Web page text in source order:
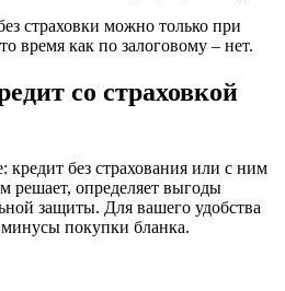
страховки можно только при
время как по залоговому – нет.
со страховкой
кредит без страхования или с ним
решает, определяет выгоды
защиты. Для вашего удобства
покупки бланка.